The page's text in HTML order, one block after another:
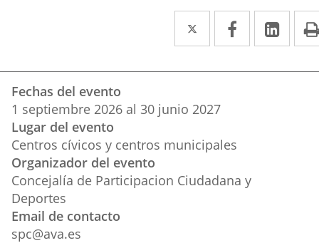
Twitter
Enlace
a
una
externa.
Facebook
Enlace
a
una
a
una
del
evento
Fechas del evento
1 septiembre 2026 al 30 junio 2027
Lugar del evento
Centros cívicos y centros municipales
Organizador del evento
Concejalía de Participacion Ciudadana y
Deportes
Email de contacto
spc@ava.es